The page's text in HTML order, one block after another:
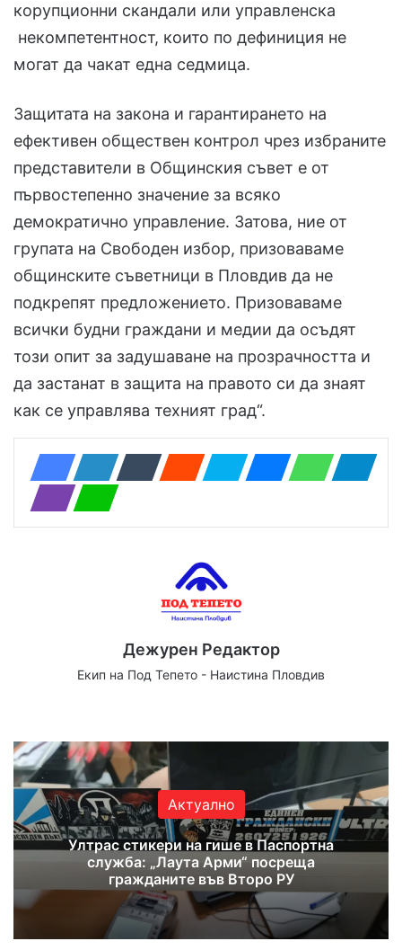
корупционни скандали или управленска
некомпетентност, които по дефиниция не
могат да чакат една седмица.
Защитата на закона и гарантирането на
ефективен обществен контрол чрез избраните
представители в Общинския съвет е от
първостепенно значение за всяко
демократично управление. Затова, ние от
групата на Свободен избор, призоваваме
общинските съветници в Пловдив да не
подкрепят предложението. Призоваваме
всички будни граждани и медии да осъдят
този опит за задушаване на прозрачността и
да застанат в защита на правото си да знаят
как се управлява техният град“.
Дежурен Редактор
Екип на Под Тепето - Наистина Пловдив
Актуално
Ултрас стикери на гише в Паспортна
служба: „Лаута Арми“ посреща
гражданите във Второ РУ